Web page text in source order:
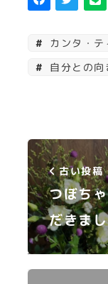
カンタ・
自分との向
古い投稿
つぼち
だきま